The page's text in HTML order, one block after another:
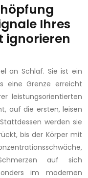
Ihres
ignorieren
an Schlaf. Sie ist ein
eine Grenze erreicht
leistungsorientierten
auf die ersten, leisen
werden sie
bis der Körper mit
auf sich
im modernen